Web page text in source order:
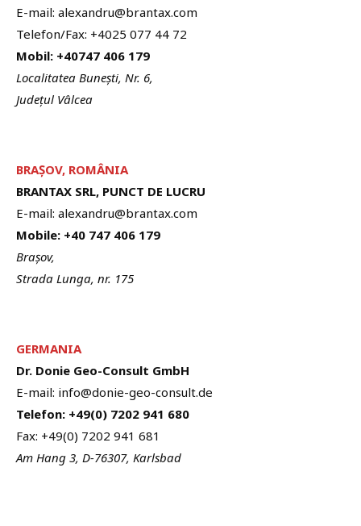
E-mail: alexandru@brantax.com
Telefon/Fax: +4025 077 44 72
Mobil: +40747 406 179
Localitatea Bunești, Nr. 6,
Județul Vâlcea
BRAȘOV, ROMÂNIA
BRANTAX SRL, PUNCT DE LUCRU
E-mail: alexandru@brantax.com
Mobile: +40 747 406 179
Brașov,
Strada Lunga, nr. 175
GERMANIA
Dr. Donie Geo-Consult GmbH
E-mail: info@donie-geo-consult.de
Telefon: +49(0) 7202 941 680
Fax: +49(0) 7202 941 681
Am Hang 3, D-76307, Karlsbad